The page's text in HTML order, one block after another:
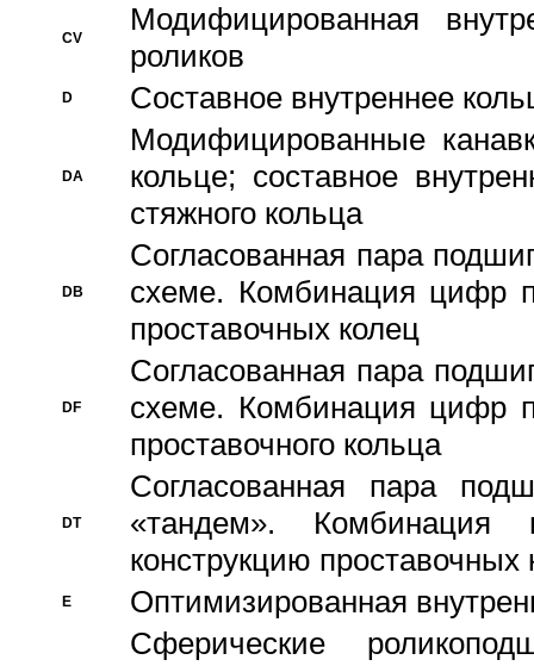
CV
Модифицированная
роликов
D Составное внутреннее
DA
Модифицированные
кольце; составное
стяжного кольца
DB
Согласованная пара
схеме. Комбинация цифр
проставочных колец
DF
Согласованная пара
схеме. Комбинация цифр
проставочного кольца
DT
Согласованная пара
«тандем».
конструкцию проставочных
E
Оптимизированная
Сферические